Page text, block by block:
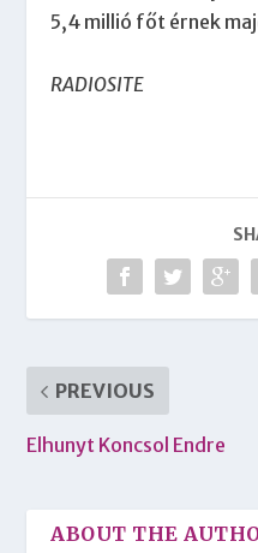
5,4 millió főt érnek
RADIOSITE
PREVIOUS
Elhunyt Koncsol Endre
ABOUT THE